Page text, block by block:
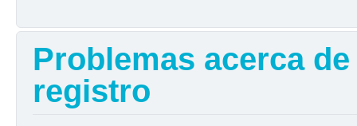
Problemas acerca
registro